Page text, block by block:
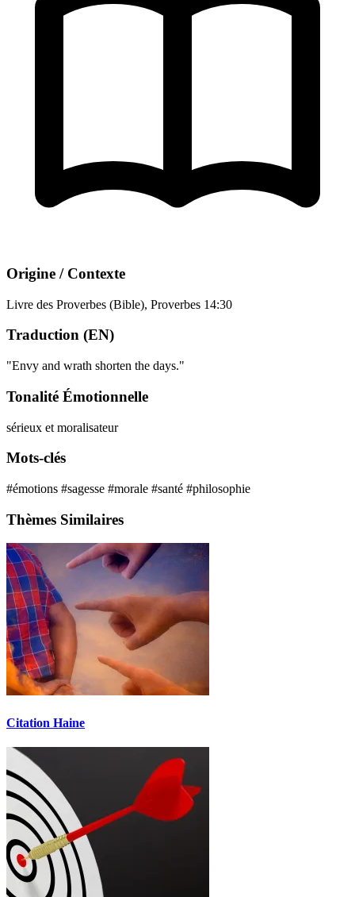
Origine / Contexte
Livre des Proverbes (Bible), Proverbes 14:30
Traduction (EN)
"Envy and wrath shorten the days."
Tonalité Émotionnelle
sérieux et moralisateur
Mots-clés
#émotions #sagesse #morale #santé #philosophie
Thèmes Similaires
Citation Haine